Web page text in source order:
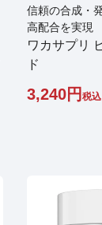
信頼の合成・
高配合を実現
ワカサプリ
ド
3,240 税込